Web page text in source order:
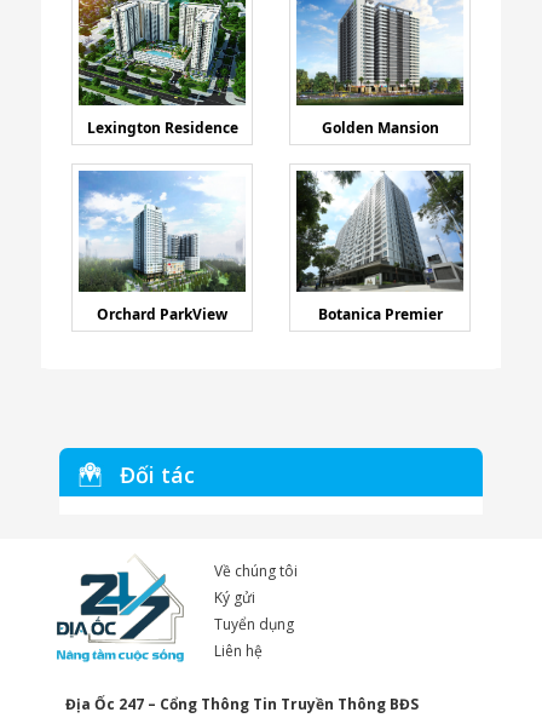
Lexington Residence Golden Mansion
Orchard ParkView Botanica Premier
Đối tác
Về chúng tôi
Ký gửi
Tuyển dụng
Liên hệ
Địa Ốc 247 – Cổng Thông Tin Truyền Thông BĐS